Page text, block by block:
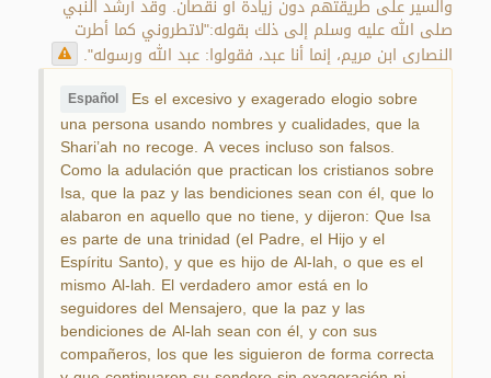
والسير على طريقتهم دون زيادة أو نقصان. وقد أرشد النبي
صلى الله عليه وسلم إلى ذلك بقوله:"لاتطروني كما أطرت
النصارى ابن مريم، إنما أنا عبد، فقولوا: عبد الله ورسوله".
Español Es el excesivo y exagerado elogio sobre
una persona usando nombres y cualidades, que la
Shari’ah no recoge. A veces incluso son falsos.
Como la adulación que practican los cristianos sobre
Isa, que la paz y las bendiciones sean con él, que lo
alabaron en aquello que no tiene, y dijeron: Que Isa
es parte de una trinidad (el Padre, el Hijo y el
Espíritu Santo), y que es hijo de Al-lah, o que es el
mismo Al-lah. El verdadero amor está en lo
seguidores del Mensajero, que la paz y las
bendiciones de Al-lah sean con él, y con sus
compañeros, los que les siguieron de forma correcta